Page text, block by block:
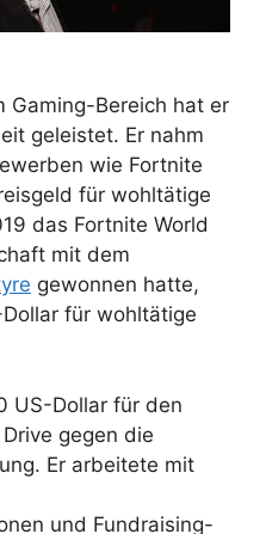
Gaming-Bereich hat er
geleistet. Er nahm
wie Fortnite
für wohltätige
das Fortnite World
mit dem
gewonnen hatte,
für wohltätige
US-Dollar für den
gegen die
Er arbeitete mit
und Fundraising-